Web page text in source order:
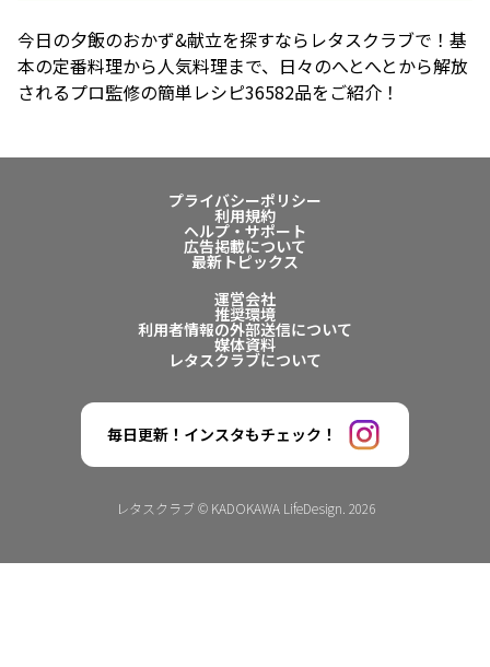
今日の夕飯のおかず&献立を探すならレタスクラブで！基
本の定番料理から人気料理まで、日々のへとへとから解放
されるプロ監修の簡単レシピ36582品をご紹介！
プライバシーポリシー
利用規約
ヘルプ・サポート
広告掲載について
最新トピックス
運営会社
推奨環境
利用者情報の外部送信について
媒体資料
レタスクラブについて
毎日更新！インスタもチェック！
レタスクラブ © KADOKAWA LifeDesign. 2026